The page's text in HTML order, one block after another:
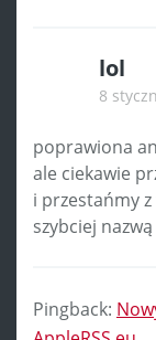
lol
8
poprawiona
ale ciekawie
i przestańmy
szybciej
Pingback: